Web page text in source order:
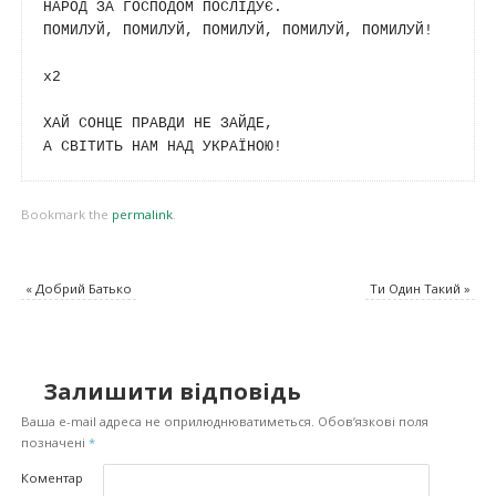
НАРОД ЗА ГОСПОДОМ ПОСЛІДУЄ.
ПОМИЛУЙ, ПОМИЛУЙ, ПОМИЛУЙ, ПОМИЛУЙ, ПОМИЛУЙ!
x2
ХАЙ СОНЦЕ ПРАВДИ НЕ ЗАЙДЕ,
Bookmark the permalink.
«Добрий Батько Ти Один Такий»
Залишити відповідь
Ваша e-mail адреса не оприлюднюватиметься. Обов’язкові поля
позначені *
Коментар